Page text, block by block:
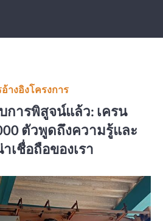
างอิงโครงการ
การพิสูจน์แล้ว: เครน
ตัวพูดถึงความรู้และ
เชื่อถือของเรา